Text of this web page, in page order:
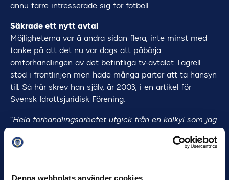
Denna webbplats använder cookies
ännu färre intresserade sig för fotboll.
Säkrade ett nytt avtal
Möjligheterna var å andra sidan flera, inte minst med
tanke på att det nu var dags att påbörja
omförhandlingen av det befintliga tv-avtalet. Lagrell
stod i frontlinjen men hade många parter att ta hänsyn
till. Så här skrev han själv, år 2003, i en artikel för
Svensk Idrottsjuridisk Förening:
“Hela förhandlingsarbetet utgick från en kalkyl som jag
belopp för ‘pay per view’’ som jag hade satt till x
miljoner kr per år. Ett av företagen gjorde (via sin